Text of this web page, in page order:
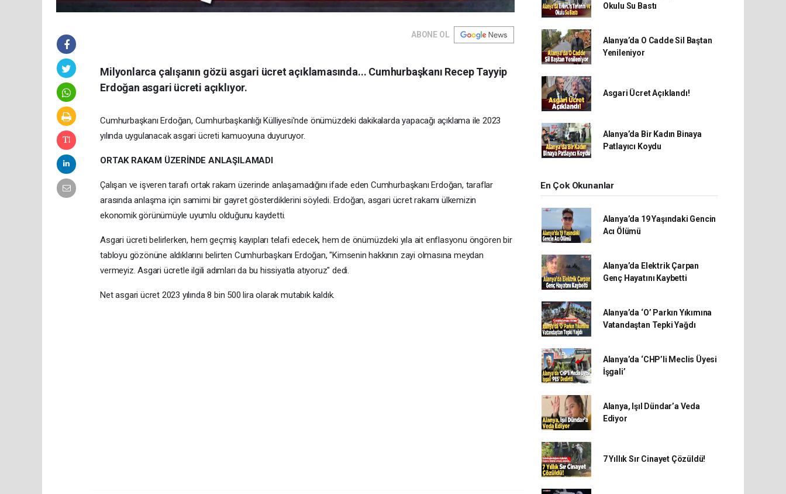
ABONE OL
Milyonlarca çalışanın gözü asgari ücret açıklamasında... Cumhurbaşkanı Recep Tayyip
Erdoğan asgari ücreti açıklıyor.
Cumhurbaşkanı Erdoğan, Cumhurbaşkanlığı Külliyesi'nde önümüzdeki dakikalarda yapacağı açıklama ile 2023
yılında uygulanacak asgari ücreti kamuoyuna duyuruyor.
ORTAK RAKAM ÜZERİNDE ANLAŞILAMADI
Çalışan ve işveren tarafı ortak rakam üzerinde anlaşamadığını ifade eden Cumhurbaşkanı Erdoğan, taraflar
arasında anlaşma için samimi bir gayret gösterdiklerini söyledi. Erdoğan, asgari ücret rakamı ülkemizin
ekonomik görünümüyle uyumlu olduğunu kaydetti.
Asgari ücreti belirlerken, hem geçmiş kayıpları telafi edecek, hem de önümüzdeki yıla ait enflasyonu öngören bir
tabloyu gözönüne aldıklarını belirten Cumhurbaşkanı Erdoğan, "Kimsenin hakkının zayi olmasına meydan
vermeyiz. Asgari ücretle ilgili adımları da bu hissiyatla atıyoruz" dedi.
Net asgari ücret 2023 yılında 8 bin 500 lira olarak mutabık kaldık.
Okulu Su Bastı
Alanya’da O Cadde Sil Baştan
Yenileniyor
Asgari Ücret Açıklandı!
Alanya’da Bir Kadın Binaya
Patlayıcı Koydu
En Çok Okunanlar
Alanya’da 19 Yaşındaki Gencin
Acı Ölümü
Alanya’da Elektrik Çarpan
Genç Hayatını Kaybetti
Alanya’da ‘O’ Parkın Yıkımına
Vatandaştan Tepki Yağdı
Alanya’da ‘CHP’li Meclis Üyesi
İşgali’
Alanya, Işıl Dündar’a Veda
Ediyor
7 Yıllık Sır Cinayet Çözüldü!